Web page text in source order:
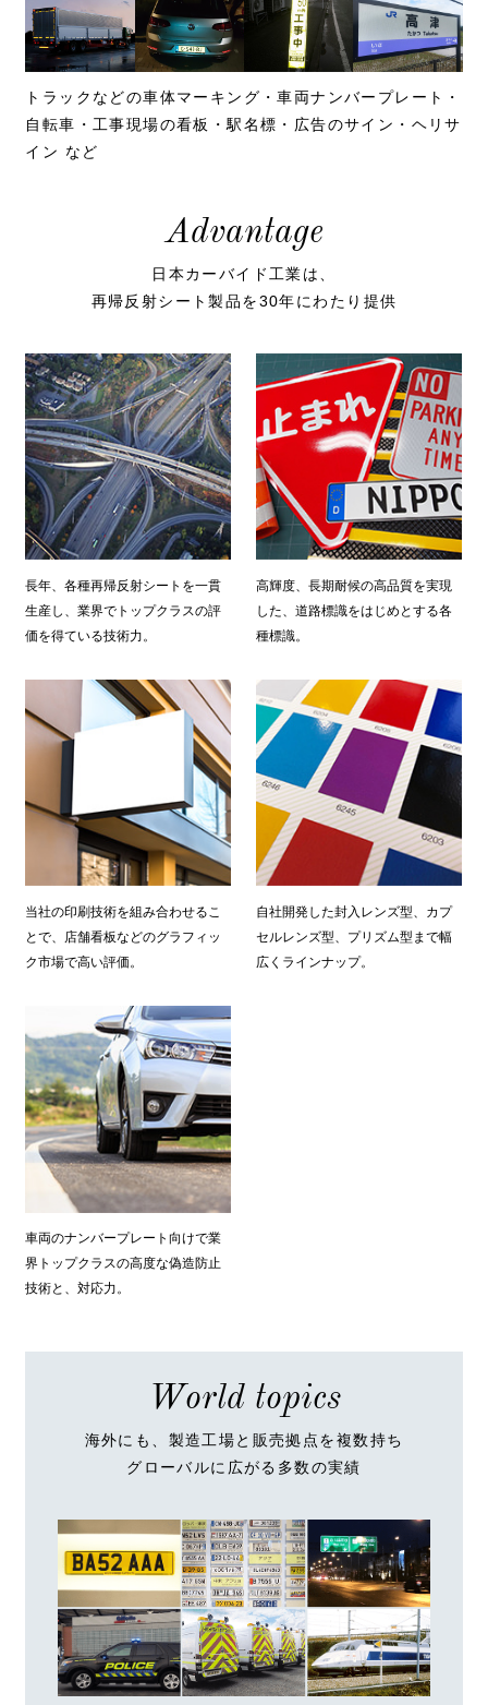
トラックなどの車体マーキング・車両ナンバープレート・
自転車・工事現場の看板・駅名標・広告のサイン・ヘリサ
イン など
Advantage
日本カーバイド工業は、
再帰反射シート製品を30年にわたり提供
長年、各種再帰反射シートを一貫
生産し、業界でトップクラスの評
価を得ている技術力。
高輝度、長期耐候の高品質を実現
した、道路標識をはじめとする各
種標識。
当社の印刷技術を組み合わせるこ
とで、店舗看板などのグラフィッ
ク市場で高い評価。
自社開発した封入レンズ型、カプ
セルレンズ型、プリズム型まで幅
広くラインナップ。
車両のナンバープレート向けで業
界トップクラスの高度な偽造防止
技術と、対応力。
World topics
海外にも、製造工場と販売拠点を複数持ち
グローバルに広がる多数の実績